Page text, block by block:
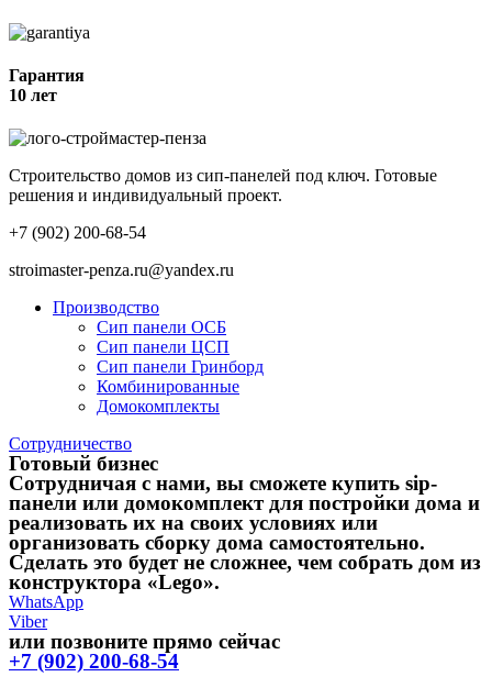
Гарантия
10 лет
Строительство домов из сип-панелей под ключ. Готовые
решения и индивидуальный проект.
+7 (902) 200-68-54
stroimaster-penza.ru@yandex.ru
Производство
Сип панели ОСБ
Сип панели ЦСП
Сип панели Гринборд
Комбинированные
Домокомплекты
Сотрудничество
Готовый бизнес
Сотрудничая с нами, вы сможете купить sip-
панели или домокомплект для постройки дома и
реализовать их на своих условиях или
организовать сборку дома самостоятельно.
Сделать это будет не сложнее, чем собрать дом из
конструктора «Lego».
WhatsApp
Viber
или позвоните прямо сейчас
+7 (902) 200-68-54